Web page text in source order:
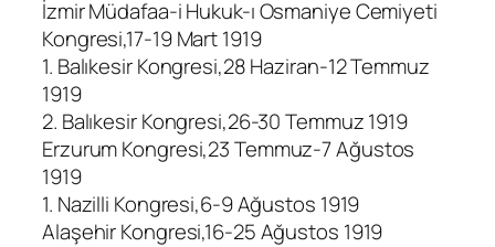
İzmir Müdafaa-i Hukuk-ı Osmaniye Cemiyeti
Kongresi,17-19 Mart 1919
1. Balıkesir Kongresi,28 Haziran-12 Temmuz
1919
2. Balıkesir Kongresi,26-30 Temmuz 1919
Erzurum Kongresi,23 Temmuz-7 Ağustos
1919
1. Nazilli Kongresi,6-9 Ağustos 1919
Alaşehir Kongresi,16-25 Ağustos 1919